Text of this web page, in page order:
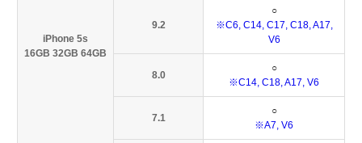
iPhone 5s
16GB 32GB 64GB
9.2
○
※C6, C14, C17, C18, A17,
V6
8.0
○
※C14, C18, A17, V6
7.1
○
※A7, V6